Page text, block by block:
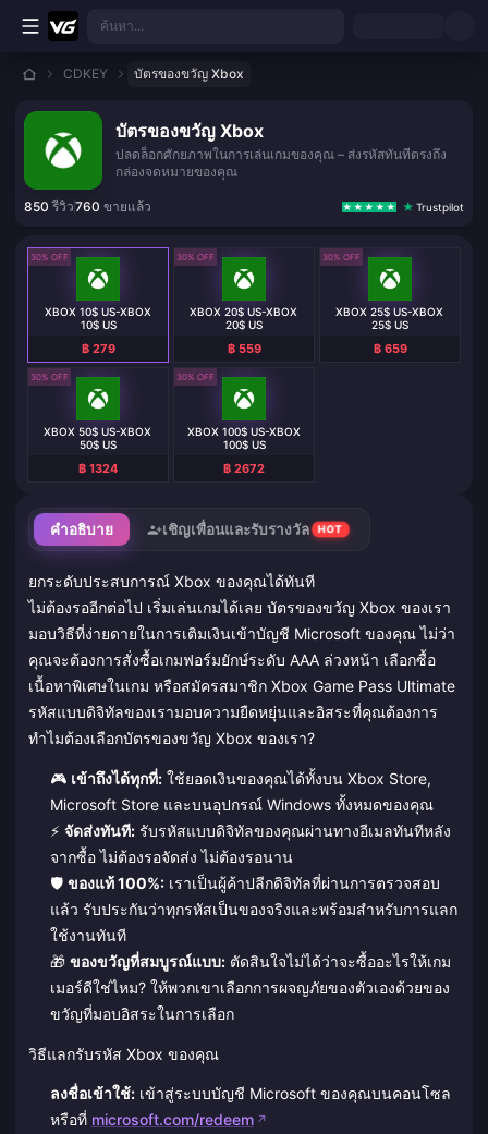
ข้ามไปเนื้อหาหลัก
ค้นหา...
CDKEY บัตรของขวัญ Xbox
บัตรของขวัญ Xbox
ปลดล็อกศักยภาพในการเล่นเกมของคุณ – ส่งรหัสทันทีตรงถึง
กล่องจดหมายของคุณ
850 รีวิว760 ขายแล้ว Trustpilot
คำอธิบาย เชิญเพื่อนและรับรางวัล HOT
ยกระดับประสบการณ์ Xbox ของคุณได้ทันที
ไม่ต้องรออีกต่อไป เริ่มเล่นเกมได้เลย บัตรของขวัญ Xbox ของเรา
มอบวิธีที่ง่ายดายในการเติมเงินเข้าบัญชี Microsoft ของคุณ ไม่ว่า
คุณจะต้องการสั่งซื้อเกมฟอร์มยักษ์ระดับ AAA ล่วงหน้า เลือกซื้อ
เนื้อหาพิเศษในเกม หรือสมัครสมาชิก Xbox Game Pass Ultimate
รหัสแบบดิจิทัลของเรามอบความยืดหยุ่นและอิสระที่คุณต้องการ
ทำไมต้องเลือกบัตรของขวัญ Xbox ของเรา?
🎮 เข้าถึงได้ทุกที่:ใช้ยอดเงินของคุณได้ทั้งบน Xbox Store,
Microsoft Store และบนอุปกรณ์ Windows ทั้งหมดของคุณ
⚡ จัดส่งทันที:รับรหัสแบบดิจิทัลของคุณผ่านทางอีเมลทันทีหลัง
จากซื้อ ไม่ต้องรอจัดส่ง ไม่ต้องรอนาน
🛡️ ของแท้ 100%:เราเป็นผู้ค้าปลีกดิจิทัลที่ผ่านการตรวจสอบ
แล้ว รับประกันว่าทุกรหัสเป็นของจริงและพร้อมสำหรับการแลก
ใช้งานทันที
🎁 ของขวัญที่สมบูรณ์แบบ:ตัดสินใจไม่ได้ว่าจะซื้ออะไรให้เกม
เมอร์ดีใช่ไหม? ให้พวกเขาเลือกการผจญภัยของตัวเองด้วยของ
ขวัญที่มอบอิสระในการเลือก
วิธีแลกรับรหัส Xbox ของคุณ
ลงชื่อเข้าใช้:เข้าสู่ระบบบัญชี Microsoft ของคุณบนคอนโซล
หรือที่ microsoft.com/redeem
30% OFF
XBOX 10$ US-XBOX
10$ US
฿ 279
30% OFF
XBOX 20$ US-XBOX
20$ US
฿ 559
30% OFF
XBOX 25$ US-XBOX
25$ US
฿ 659
30% OFF
XBOX 50$ US-XBOX
50$ US
฿ 1324
30% OFF
XBOX 100$ US-XBOX
100$ US
฿ 2672